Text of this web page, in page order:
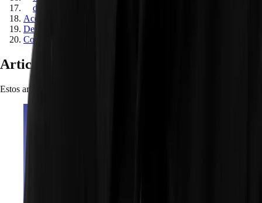
destroy()
Accesibilidad
Demo interactiva en CodePen
Conclusión
Articulos relacionados
Estos articulos pueden interesarte si te gusto este articulo.